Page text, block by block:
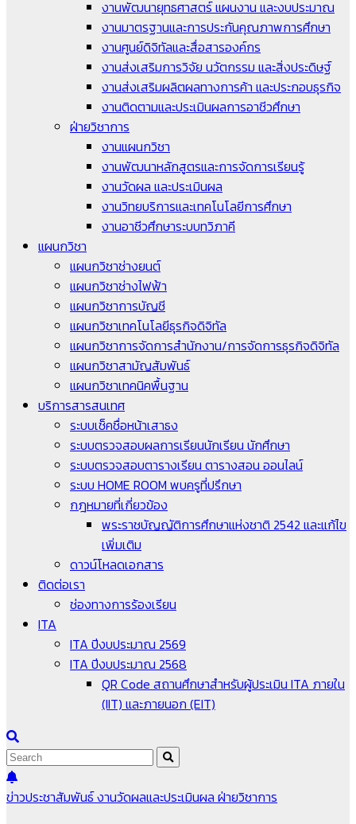
งานพัฒนายุทธศาสตร์ แผนงาน และงบประมาณ
งานมาตรฐานและการประกันคุณภาพการศึกษา
งานศูนย์ดิจิทัลและสื่อสารองค์กร
งานส่งเสริมการวิจัย นวัตกรรม และสิ่งประดิษฐ์
งานส่งเสริมผลิตผลทางการค้า และประกอบธุรกิจ
งานติดตามและประเมินผลการอาชีวศึกษา
ฝ่ายวิชาการ
งานแผนกวิชา
งานพัฒนาหลักสูตรและการจัดการเรียนรู้
งานวัดผล และประเมินผล
งานวิทยบริการและเทคโนโลยีการศึกษา
งานอาชีวศึกษาระบบทวิภาคี
แผนกวิชา
แผนกวิชาช่างยนต์
แผนกวิชาช่างไฟฟ้า
แผนกวิชาการบัญชี
แผนกวิชาเทคโนโลยีธุรกิจดิจิทัล
แผนกวิชาการจัดการสำนักงาน/การจัดการธุรกิจดิจิทัล
แผนกวิชาสามัญสัมพันธ์
แผนกวิชาเทคนิคพื้นฐาน
บริการสารสนเทศ
ระบบเช็คชื่อหน้าเสาธง
ระบบตรวจสอบผลการเรียนนักเรียน นักศึกษา
ระบบตรวจสอบตารางเรียน ตารางสอน ออนไลน์
ระบบ HOME ROOM พบครูที่ปรึกษา
กฎหมายที่เกี่ยวข้อง
พระราชบัญญัติการศึกษาแห่งชาติ 2542 และแก้ไข
เพิ่มเติม
ดาวน์โหลดเอกสาร
ติดต่อเรา
ช่องทางการร้องเรียน
ITA
ITA ปีงบประมาณ 2569
ITA ปีงบประมาณ 2568
QR Code สถานศึกษาสำหรับผู้ประเมิน ITA ภายใน
(IIT) และภายนอก (EIT)
ข่าวประชาสัมพันธ์งานวัดผลและประเมินผล ฝ่ายวิชาการ